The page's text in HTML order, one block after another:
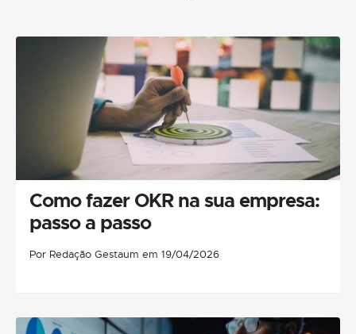
Como fazer OKR na sua empresa:
passo a passo
Por Redação Gestaum em 19/04/2026